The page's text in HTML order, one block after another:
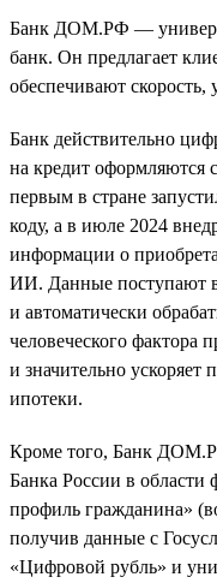
Банк ДОМ.РФ —
банк. Он предлагает
обеспечивают скорость,
Банк действительно
на кредит
первым в стране
коду, а в июле 2024
информации о
ИИ. Данные поступают
и автоматически
человеческого фактора
и значительно
ипотеки.
Кроме того, Банк
Банка России в
профиль гражданина»
получив данные с
«Цифровой рубль» и